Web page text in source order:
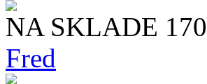
NA SKLADE
Fred